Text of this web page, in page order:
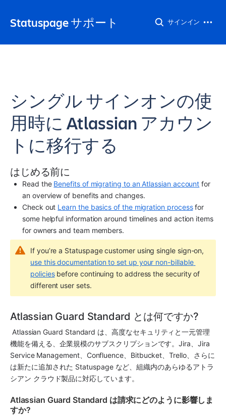
Statuspage サポート サインイン
シングル サインオンの使
用時に Atlassian アカウン
トに移行する
はじめる前に
Read the Benefits of migrating to an Atlassian account for
an overview of benefits and changes.
Check out Learn the basics of the migration process for
some helpful information around timelines and action items
for owners and team members.
use this documentation to set up your non-billable
policies before continuing to address the security of
different user sets.
Atlassian Guard Standard とは何ですか?
Atlassian Guard Standard は、高度なセキュリティと一元管理
機能を備える、企業規模のサブスクリプションです。Jira 、Jira
Service Management、Confluence、Bitbucket、Trello、さらに
は新たに追加された Statuspage など、組織内のあらゆるアトラ
シアン クラウド製品に対応しています。
Atlassian Guard Standard は請求にどのように影響しま
すか?